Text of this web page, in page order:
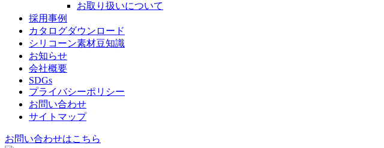
お取り扱いについて
採用事例
カタログダウンロード
シリコーン素材豆知識
お知らせ
会社概要
SDGs
プライバシーポリシー
お問い合わせ
サイトマップ
お問い合わせはこちら